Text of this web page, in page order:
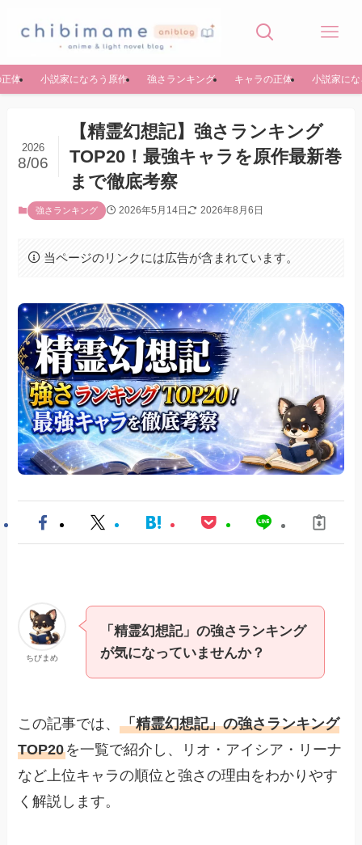
体 小説家になろう原作 強さランキング キャラの正体 小説家に
【精霊幻想記】強さランキング
TOP20！最強キャラを原作最新巻
まで徹底考察
2026
8/06
強さランキング 2026年5月14日 2026年8月6日
当ページのリンクには広告が含まれています。
ちびまめ
「精霊幻想記」の強さランキング
が気になっていませんか？
この記事では、「精霊幻想記」の強さランキング
TOP20を一覧で紹介し、リオ・アイシア・リーナ
など上位キャラの順位と強さの理由をわかりやす
く解説します。